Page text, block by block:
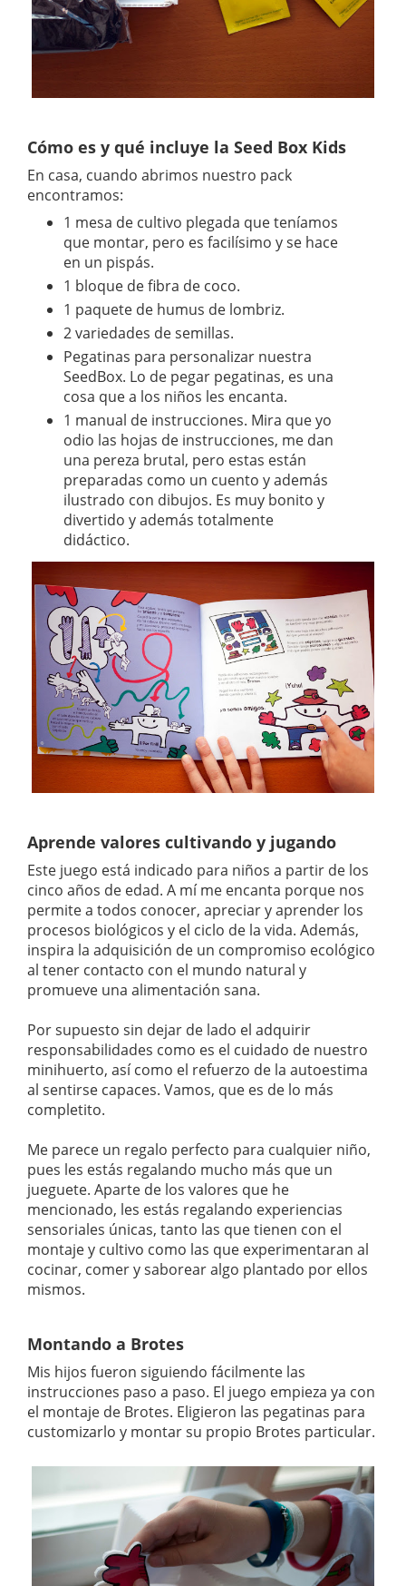
Cómo es y qué incluye la Seed Box Kids
En casa, cuando abrimos nuestro pack
encontramos:
1 mesa de cultivo plegada que teníamos
que montar, pero es facilísimo y se hace
en un pispás.
1 bloque de fibra de coco.
1 paquete de humus de lombriz.
2 variedades de semillas.
Pegatinas para personalizar nuestra
SeedBox. Lo de pegar pegatinas, es una
cosa que a los niños les encanta.
1 manual de instrucciones. Mira que yo
odio las hojas de instrucciones, me dan
una pereza brutal, pero estas están
preparadas como un cuento y además
ilustrado con dibujos. Es muy bonito y
divertido y además totalmente
didáctico.
Aprende valores cultivando y jugando
Este juego está indicado para niños a partir de los
cinco años de edad. A mí me encanta porque nos
permite a todos conocer, apreciar y aprender los
procesos biológicos y el ciclo de la vida. Además,
inspira la adquisición de un compromiso ecológico
al tener contacto con el mundo natural y
promueve una alimentación sana.
Por supuesto sin dejar de lado el adquirir
responsabilidades como es el cuidado de nuestro
minihuerto, así como el refuerzo de la autoestima
al sentirse capaces. Vamos, que es de lo más
completito.
Me parece un regalo perfecto para cualquier niño,
pues les estás regalando mucho más que un
jueguete. Aparte de los valores que he
mencionado, les estás regalando experiencias
sensoriales únicas, tanto las que tienen con el
montaje y cultivo como las que experimentaran al
cocinar, comer y saborear algo plantado por ellos
mismos.
Montando a Brotes
Mis hijos fueron siguiendo fácilmente las
instrucciones paso a paso. El juego empieza ya con
el montaje de Brotes. Eligieron las pegatinas para
customizarlo y montar su propio Brotes particular.